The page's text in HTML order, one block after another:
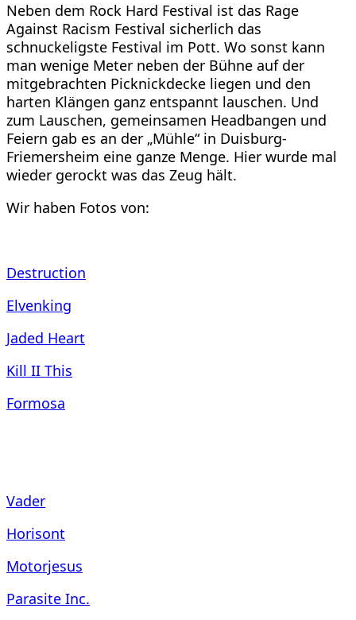
Neben dem Rock Hard Festival ist das Rage
Against Racism Festival sicherlich das
schnuckeligste Festival im Pott. Wo sonst kann
man wenige Meter neben der Bühne auf der
mitgebrachten Picknickdecke liegen und den
harten Klängen ganz entspannt lauschen. Und
zum Lauschen, gemeinsamen Headbangen und
Feiern gab es an der „Mühle“ in Duisburg-
Friemersheim eine ganze Menge. Hier wurde mal
wieder gerockt was das Zeug hält.
Wir haben Fotos von:
Destruction
Elvenking
Jaded Heart
Kill II This
Formosa
Vader
Horisont
Motorjesus
Parasite Inc.